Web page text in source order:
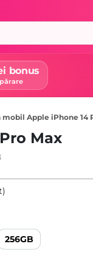
bonus
Apple iPhone 14
Max
256GB